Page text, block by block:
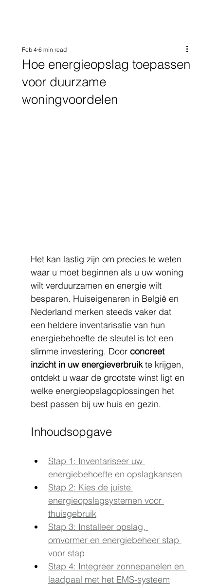
Hoe energieopslag toepassen
voor duurzame
woningvoordelen
Feb 4 6 min read
Het kan lastig zijn om precies te weten
waar u moet beginnen als u uw woning
wilt verduurzamen en energie wilt
besparen. Huiseigenaren in België en
Nederland merken steeds vaker dat
een heldere inventarisatie van hun
energiebehoefte de sleutel is tot een
slimme investering. Door concreet
inzicht in uw energieverbruik te krijgen,
ontdekt u waar de grootste winst ligt en
welke energieopslagoplossingen het
best passen bij uw huis en gezin.
Inhoudsopgave
Stap 1: Inventariseer uw
energiebehoefte en opslagkansen
Stap 2: Kies de juiste
energieopslagsystemen voor
thuisgebruik
Stap 3: Installeer opslag,
omvormer en energiebeheer stap
voor stap
Stap 4: Integreer zonnepanelen en
laadpaal met het EMS-systeem